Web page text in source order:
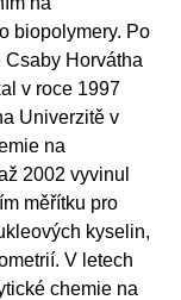
biopolymery. Po
Horvátha
v roce 1997
Univerzitě v
na
2002 vyvinul
měřítku pro
kyselin,
V letech
chemie na